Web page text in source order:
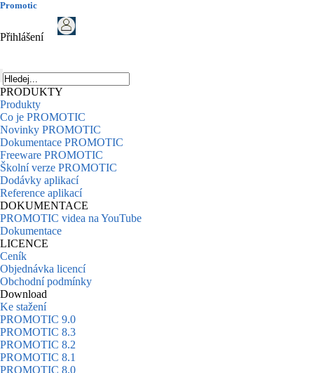
Promotic
Přihlášení
PRODUKTY
Produkty
Co je PROMOTIC
Novinky PROMOTIC
Dokumentace PROMOTIC
Freeware PROMOTIC
Školní verze PROMOTIC
Dodávky aplikací
Reference aplikací
DOKUMENTACE
PROMOTIC videa na YouTube
Dokumentace
LICENCE
Ceník
Objednávka licencí
Obchodní podmínky
Download
Ke stažení
PROMOTIC 9.0
PROMOTIC 8.3
PROMOTIC 8.2
PROMOTIC 8.1
PROMOTIC 8.0